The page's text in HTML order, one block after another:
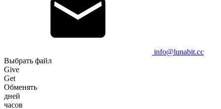
info@lunabit.cc
Выбрать файл
Give
Get
Обменять
дней
часов